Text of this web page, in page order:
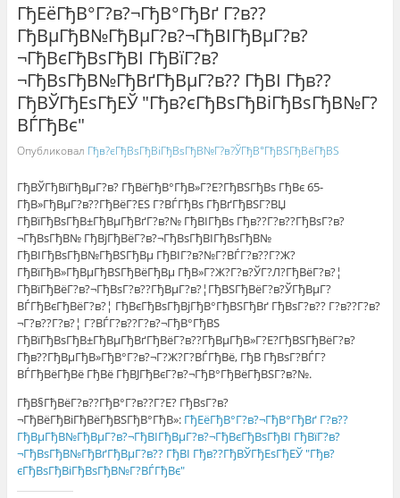
ГђЕёГђВ°Г?в?¬ГђВ°ГђВґ Г?в??
ГђВµГђВ№ГђВµГ?в?¬ГђВІГђВµГ?в?
¬ГђВєГђВѕГђВІ ГђВїГ?в?
¬ГђВѕГђВ№ГђВґГђВµГ?в?? ГђВІ Гђв??
ГђВЎГђЕѕГђЕЎ "Гђв?єГђВѕГђВіГђВѕГђВ№Г?
ВЃГђВє"
Опубликовал Гђв?єГђВѕГђВіГђВѕГђВ№Г?в?ЎГђВ°ГђВЅГђВёГђВЅ
ГђВЎГђВїГђВµГ?в? ГђВёГђВ°ГђВ»Г?Е?ГђВЅГђВѕ ГђВє 65-
ГђВ»ГђВµГ?в??ГђВёГ?ЕЅ Г?ВЃГђВѕ ГђВґГђВЅГ?ВЏ
ГђВїГђВѕГђВ±ГђВµГђВґГ?в?№ ГђВІГђВѕ Гђв??Г?в??ГђВѕГ?в?
¬ГђВѕГђВ№ ГђВјГђВёГ?в?¬ГђВѕГђВІГђВѕГђВ№
ГђВІГђВѕГђВ№ГђВЅГђВµ ГђВІГ?в?№Г?ВЃГ?в??Г?Ж?
ГђВїГђВ»ГђВµГђВЅГђВёГђВµ ГђВ»Г?Ж?Г?в?ЎГ?Л?ГђВёГ?в?¦
ГђВїГђВёГ?в?¬ГђВѕГ?в??ГђВµГ?в?¦ГђВЅГђВёГ?в?ЎГђВµГ?
ВЃГђВєГђВёГ?в?¦ ГђВєГђВѕГђВјГђВ°ГђВЅГђВґ ГђВѕГ?в?? Г?в??Г?в?
¬Г?в??Г?в?¦ Г?ВЃГ?в??Г?в?¬ГђВ°ГђВЅ
ГђВїГђВѕГђВ±ГђВµГђВґГђВёГ?в??ГђВµГђВ»Г?Е?ГђВЅГђВёГ?в?
Гђв??ГђВµГђВ»ГђВ°Г?в?¬Г?Ж?Г?ВЃГђВё, ГђВ ГђВѕГ?ВЃГ?
ВЃГђВёГђВё ГђВё ГђВЈГђВєГ?в?¬ГђВ°ГђВёГђВЅГ?в?№.
ГђВ§ГђВёГ?в??ГђВ°Г?в??Г?Е? ГђВѕГ?в?
¬ГђВёГђВіГђВёГђВЅГђВ°ГђВ»: ГђЕёГђВ°Г?в?¬ГђВ°ГђВґ Г?в??
ГђВµГђВ№ГђВµГ?в?¬ГђВІГђВµГ?в?¬ГђВєГђВѕГђВІ ГђВїГ?в?
¬ГђВѕГђВ№ГђВґГђВµГ?в?? ГђВІ Гђв??ГђВЎГђЕѕГђЕЎ "Гђв?
єГђВѕГђВіГђВѕГђВ№Г?ВЃГђВє"